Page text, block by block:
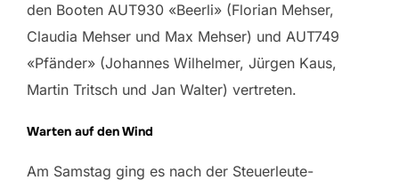
den Booten AUT930 «Beerli» (Florian Mehser,
Claudia Mehser und Max Mehser) und AUT749
«Pfänder» (Johannes Wilhelmer, Jürgen Kaus,
Martin Tritsch und Jan Walter) vertreten.
Warten auf den Wind
Am Samstag ging es nach der Steuerleute-